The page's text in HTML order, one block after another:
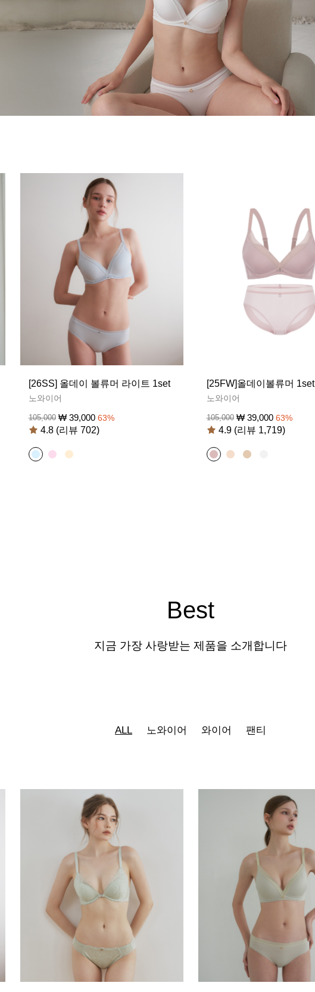
[26SS] 올데이 볼류머 라이트 1set
노와이어
105,000 ₩ 39,000 63%
4.8 (리뷰 702)
[25FW]올데이볼류머 1set
노와이어
105,000 ₩ 39,000 63%
4.9 (리뷰 1,719)
Best
지금 가장 사랑받는 제품을 소개합니다
ALL 노와이어 와이어 팬티